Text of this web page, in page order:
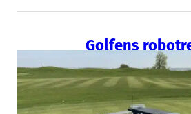
Golfens
Lejonkulan
Relox Robotics
Jan
Golfbanor världen
svenska Relox